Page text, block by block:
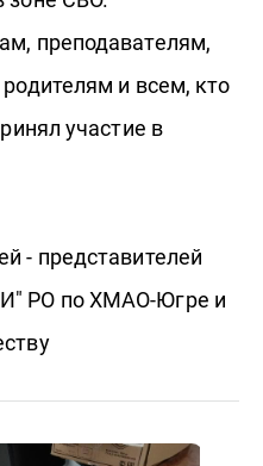
преподавателям,
и всем, кто
участие в
- представителей
РО по ХМАО-Югре и